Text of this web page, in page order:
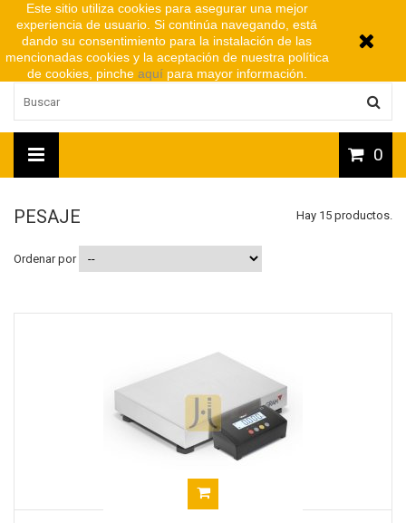
0
PESAJE Hay 15 productos.
Ordenar por
Este sitio utiliza cookies para asegurar una mejor
experiencia de usuario. Si continúa navegando, está
dando su consentimiento para la instalación de las
mencionadas cookies y la aceptación de nuestra política
de cookies, pinche aquípara mayor información.